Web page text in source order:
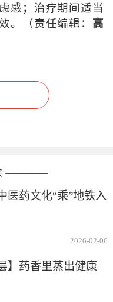
感；治疗期间适当
。（责任编辑： 高
————
医药文化“乘”地铁入
2026-02-06
】药香里蒸出健康